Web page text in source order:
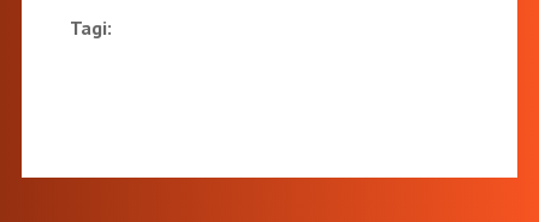
Tagi: